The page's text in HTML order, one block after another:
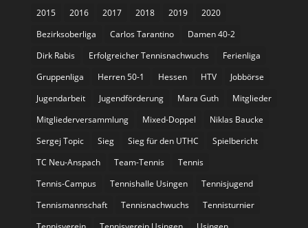
2015 2016 2017 2018 2019
2020
Bezirksoberliga
Carlos Tarantino
Damen 40-2
Dirk Rabis
Erfolgreicher Tennisnachwuchs
Ferienliga
Gruppenliga
Herren 50-1 Hessen HTV
Jobbörse
Jugendarbeit
Jugendförderung Mara Guth
Mitglieder
Mitgliederversammlung
Mixed-Doppel
Niklas Baucke
Sergej Topic
Sieg Sieg für den UTHC
Spielbericht
TC Neu-Anspach
Team-Tennis
Tennis
Tennis-Campus
Tennishalle Usingen
Tennisjugend
Tennismannschaft
Tennisnachwuchs
Tennisturnier